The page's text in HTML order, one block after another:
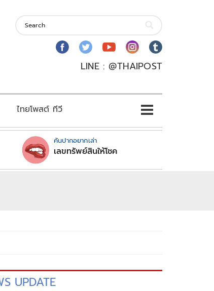
LINE : @THAIPOST
ไทยโพสต์ ทีวี
คันปากอยากเล่า
เลขทรัพย์สินให้โชค
UPDATE